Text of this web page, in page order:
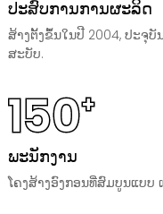
ປະສົບການການຜະລິດ
ສ້າງຕັ້ງຂຶ້ນໃນປີ 2004, ປະຈຸ
ສະບັບ.
150+
ພະນັກງານ
ໂຄງສ້າງອົງກອນທີ່ສົມບູນແບບ